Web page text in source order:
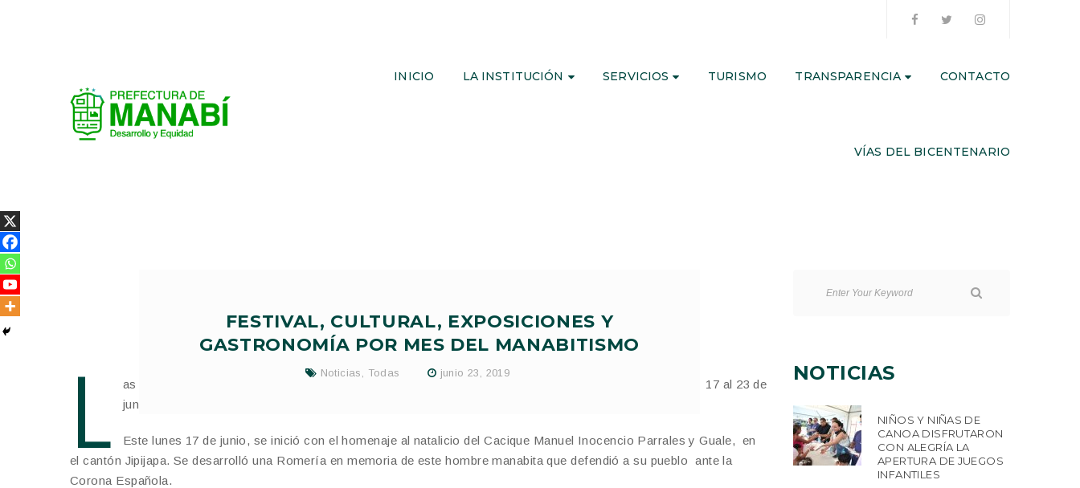
INICIO LA INSTITUCIÓN SERVICIOS TURISMO TRANSPARENCIA CONTACTO
VÍAS DEL BICENTENARIO
FESTIVAL, CULTURAL, EXPOSICIONES Y
GASTRONOMÍA POR MES DEL MANABITISMO
Noticias , Todas junio 23, 2019
L
as festividades por el Mes del Manabitismo y la provincialización de Manabí, continúan la semana, del 17 al 23 de
junio, en la que habrá música, folclor, exposiciones y gastronomía.
Este lunes 17 de junio, se inició con el homenaje al natalicio del Cacique Manuel Inocencio Parrales y Guale, en
el cantón Jipijapa. Se desarrolló una Romería en memoria de este hombre manabita que defendió a su pueblo ante la
Corona Española.
NOTICIAS
NIÑOS Y NIÑAS DE
CANOA DISFRUTARON
CON ALEGRÍA LA
APERTURA DE JUEGOS
INFANTILES